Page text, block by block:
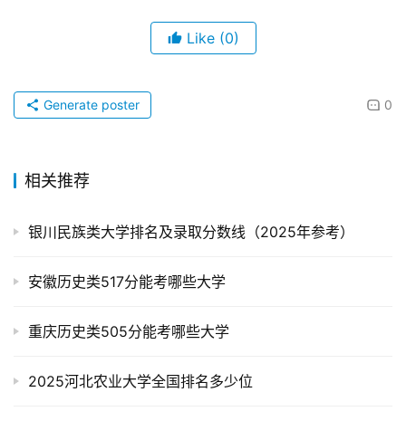
Like (0)
0
Generate poster
相关推荐
银川民族类大学排名及录取分数线（2025年参考）
安徽历史类517分能考哪些大学
重庆历史类505分能考哪些大学
2025河北农业大学全国排名多少位